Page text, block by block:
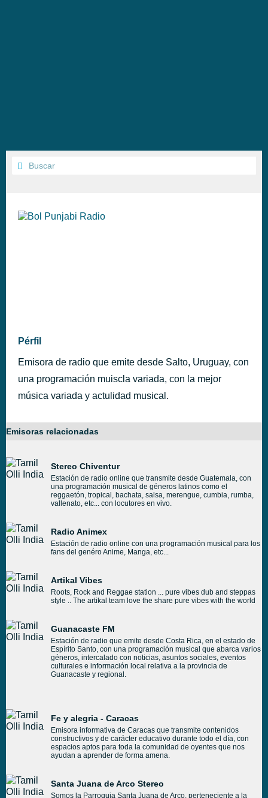
Pérfil
Emisora de radio que emite desde Salto, Uruguay, con
una programación muiscla variada, con la mejor
música variada y actulidad musical.
Emisoras relacionadas
Stereo Chiventur
Estación de radio online que transmite desde Guatemala, con
una programación musical de géneros latinos como el
reggaetón, tropical, bachata, salsa, merengue, cumbia, rumba,
vallenato, etc... con locutores en vivo.
Radio Animex
Estación de radio online con una programación musical para los
fans del genéro Anime, Manga, etc...
Artikal Vibes
Roots, Rock and Reggae station ... pure vibes dub and steppas
style .. The artikal team love the share pure vibes with the world
Guanacaste FM
Estación de radio que emite desde Costa Rica, en el estado de
Espírito Santo, con una programación musical que abarca varios
géneros, intercalado con noticias, asuntos sociales, eventos
culturales e información local relativa a la provincia de
Guanacaste y regional.
Fe y alegria - Caracas
Emisora informativa de Caracas que transmite contenidos
constructivos y de carácter educativo durante todo el día, con
espacios aptos para toda la comunidad de oyentes que nos
ayudan a aprender de forma amena.
Santa Juana de Arco Stereo
Somos la Parroquia Santa Juana de Arco, perteneciente a la